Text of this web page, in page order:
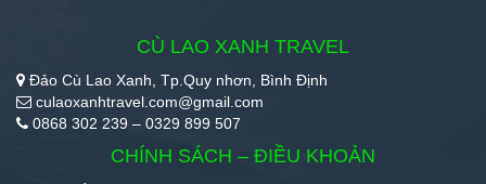
CÙ LAO XANH TRAVEL
Đảo Cù Lao Xanh, Tp.Quy nhơn, Bình Định
culaoxanhtravel.com@gmail.com
0868 302 239 – 0329 899 507
CHÍNH SÁCH – ĐIỀU KHOẢN